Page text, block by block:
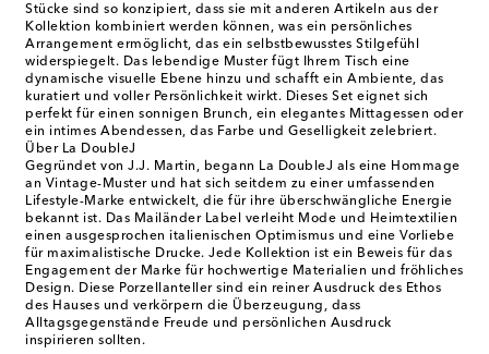
Stücke sind so konzipiert, dass sie mit anderen Artikeln aus der
Kollektion kombiniert werden können, was ein persönliches
Arrangement ermöglicht, das ein selbstbewusstes Stilgefühl
widerspiegelt. Das lebendige Muster fügt Ihrem Tisch eine
dynamische visuelle Ebene hinzu und schafft ein Ambiente, das
kuratiert und voller Persönlichkeit wirkt. Dieses Set eignet sich
perfekt für einen sonnigen Brunch, ein elegantes Mittagessen oder
ein intimes Abendessen, das Farbe und Geselligkeit zelebriert.
Über La DoubleJ
Gegründet von J.J. Martin, begann La DoubleJ als eine Hommage
an Vintage-Muster und hat sich seitdem zu einer umfassenden
Lifestyle-Marke entwickelt, die für ihre überschwängliche Energie
bekannt ist. Das Mailänder Label verleiht Mode und Heimtextilien
einen ausgesprochen italienischen Optimismus und eine Vorliebe
für maximalistische Drucke. Jede Kollektion ist ein Beweis für das
Engagement der Marke für hochwertige Materialien und fröhliches
Design. Diese Porzellanteller sind ein reiner Ausdruck des Ethos
des Hauses und verkörpern die Überzeugung, dass
Alltagsgegenstände Freude und persönlichen Ausdruck
inspirieren sollten.